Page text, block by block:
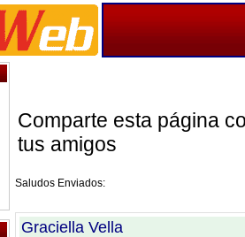
Comparte esta página
tus amigos
Saludos Enviados:
Graciella Vella